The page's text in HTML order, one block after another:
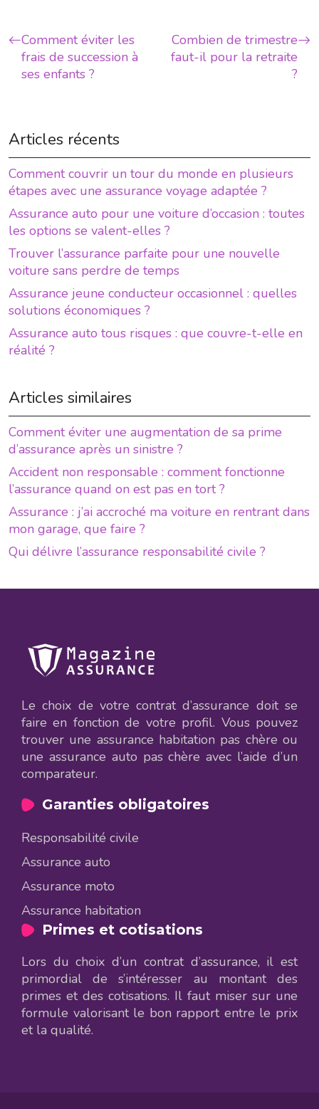
Comment éviter les
frais de succession à
ses enfants ?
Combien de trimestre
faut-il pour la retraite
?
Articles récents
Comment couvrir un tour du monde en plusieurs
étapes avec une assurance voyage adaptée ?
Assurance auto pour une voiture d’occasion : toutes
les options se valent-elles ?
Trouver l’assurance parfaite pour une nouvelle
voiture sans perdre de temps
Assurance jeune conducteur occasionnel : quelles
solutions économiques ?
Assurance auto tous risques : que couvre-t-elle en
réalité ?
Articles similaires
Comment éviter une augmentation de sa prime
d’assurance après un sinistre ?
Accident non responsable : comment fonctionne
l’assurance quand on est pas en tort ?
Assurance : j’ai accroché ma voiture en rentrant dans
mon garage, que faire ?
Qui délivre l’assurance responsabilité civile ?
Le choix de votre contrat d’assurance doit se
faire en fonction de votre profil. Vous pouvez
trouver une assurance habitation pas chère ou
une assurance auto pas chère avec l’aide d’un
comparateur.
Garanties obligatoires
Responsabilité civile
Assurance auto
Assurance moto
Assurance habitation
Primes et cotisations
Lors du choix d’un contrat d’assurance, il est
primordial de s’intéresser au montant des
primes et des cotisations. Il faut miser sur une
formule valorisant le bon rapport entre le prix
et la qualité.